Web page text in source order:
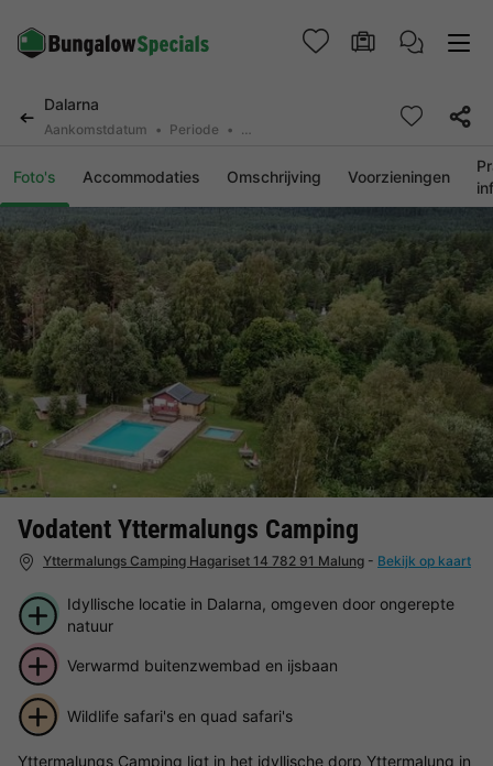
Dalarna
Aankomstdatum Periode 2 personen, 0 huisdier
Foto's Accommodaties Omschrijving Voorzieningen
Vodatent Yttermalungs Camping
Yttermalungs Camping Hagariset 14 782 91 Malung - Bekijk op kaart
Idyllische locatie in Dalarna, omgeven door ongerepte
natuur
Verwarmd buitenzwembad en ijsbaan
Wildlife safari's en quad safari's
Yttermalungs Camping ligt in het idyllische dorp Yttermalung in